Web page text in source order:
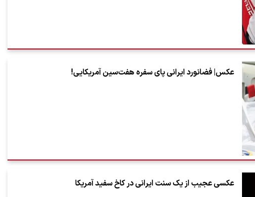
عکس| فضانورد ایرانی پای سفره هفت‌سین آمریکایی!
عکسی عجیب از یک سنت ایرانی در کاخ سفید آمریکا